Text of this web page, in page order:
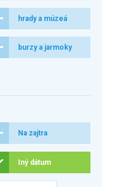
hrady a múzeá
burzy a jarmoky
Na zajtra
Iný dátum